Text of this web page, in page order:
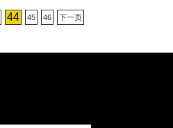
44 45 46 下一页